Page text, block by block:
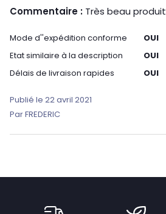
Commentaire : Très beau produit
Mode d''expédition conforme
OUI
Etat similaire à la description
OUI
Délais de livraison rapides
OUI
Publié le 22 avril 2021
Par FREDERIC